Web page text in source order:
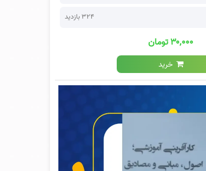
324 بازدید
۳۰,۰۰۰ تومان
خرید